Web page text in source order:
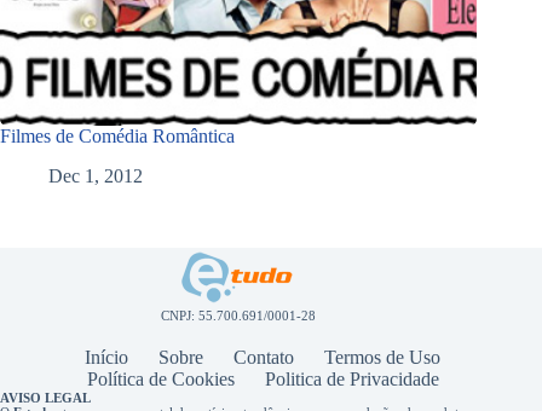
Filmes de Comédia Romântica
Dec 1, 2012
CNPJ: 55.700.691/0001-28
Início Sobre Contato
Termos de Uso
Política de Cookies
Politica de Privacidade
AVISO LEGAL